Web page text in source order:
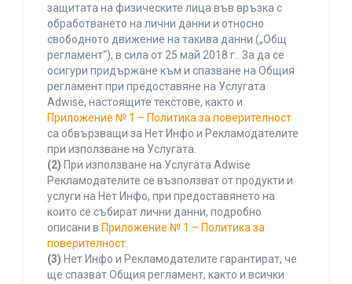
защитата на физическите лица във връзка с
обработването на лични данни и относно
свободното движение на такива данни („Общ
регламент“), в сила от 25 май 2018 г.. За да се
осигури придържане към и спазване на Общия
регламент при предоставяне на Услугата
Adwise, настоящите текстове, както и
Приложение № 1 – Политика за поверителност
са обвързващи за Нет Инфо и Рекламодателите
при използване на Услугата.
(2) При използване на Услугата Adwise
Рекламодателите се възползват от продукти и
услуги на Нет Инфо, при предоставянето на
които се събират лични данни, подробно
описани в Приложение № 1 – Политика за
поверителност.
(3) Нет Инфо и Рекламодателите гарантират, че
ще спазват Общия регламент, както и всички